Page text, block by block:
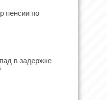
пенсии по
в задержке